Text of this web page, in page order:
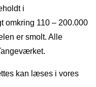
i
omkring 110 – 200.000
er smolt. Alle
kan læses i vores